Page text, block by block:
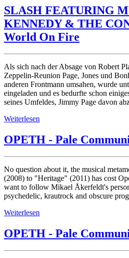
SLASH FEATURING
KENNEDY & THE
World On Fire
Als sich nach der Absage von Robert
Zeppelin-Reunion Page, Jones und
anderen Frontmann umsahen, wurde
eingeladen und es bedurfte schon
seines Umfeldes, Jimmy Page davon
Weiterlesen
OPETH - Pale
No question about it, the musical
(2008) to "Heritage" (2011) has cost
want to follow Mikael Åkerfeldt's
psychedelic, krautrock and obscure
Weiterlesen
OPETH - Pale